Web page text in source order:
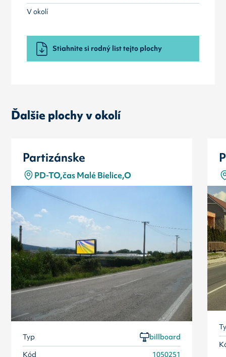
V okolí
Stiahnite si rodný list tejto plochy
Ďalšie plochy v okolí
Partizánske
PD-TO,čas Malé Bielice,O
Typ
billboard
Kód
1050251